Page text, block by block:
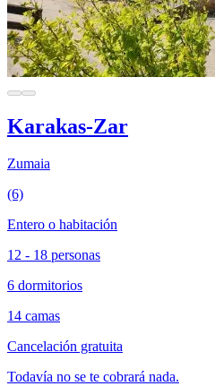
Karakas-Zar
Zumaia
(6)
Entero o habitación
12 - 18 personas
6 dormitorios
14 camas
Cancelación gratuita
Todavía no se te cobrará nada.